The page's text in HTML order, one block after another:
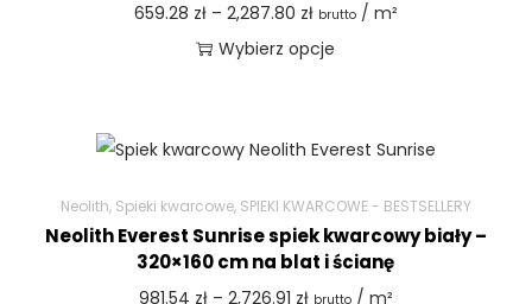
659.28 zł – 2,287.80 zł brutto/ m²
Wybierz opcje
Neolith, Spieki kwarcowe, SPIEKI KWARCOWE - BESTSELLERY
Neolith Everest Sunrise spiek kwarcowy biały –
320×160 cm na blat i ścianę
981.54 zł – 2,726.91 zł brutto/ m²